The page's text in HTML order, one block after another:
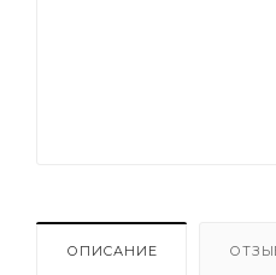
ОПИСАНИЕ